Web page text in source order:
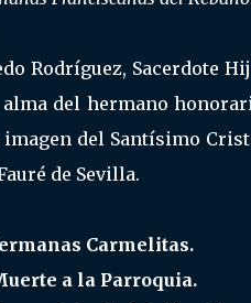
Rodríguez, Sacerdote
del hermano
del Santísimo
de Sevilla.
Carmelitas.
a la Parroquia.